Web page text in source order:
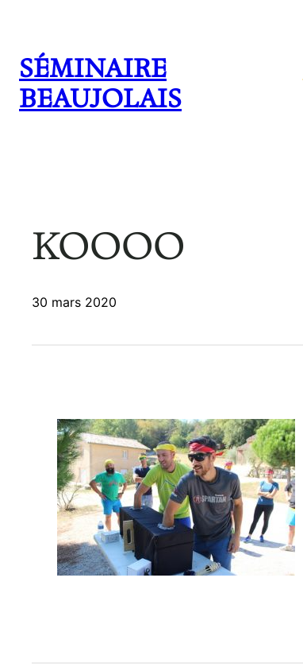
contenu
SÉMINAIRE
BEAUJOLAIS
KOOOO
30 mars 2020